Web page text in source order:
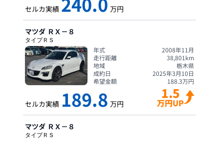
セルカ実績 万円
マツダ ＲＸ－８
タイプＲＳ
年式
2008年11月
走行距離
38,801 km
地域
栃木県
成約日
2025年3月10日
希望金額
188.3万円
セルカ実績 189.8 万円
1.5
万円UP
マツダ ＲＸ－８
タイプＲＳ